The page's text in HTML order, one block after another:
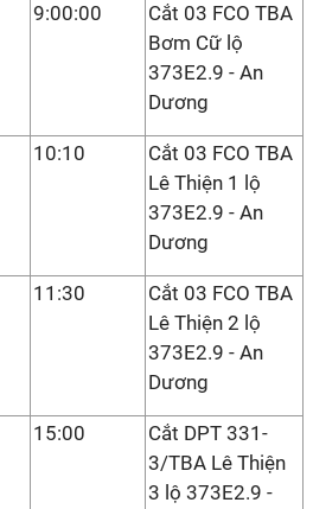
9:00:00
Cắt 03 FCO TBA
Bơm Cữ lộ
373E2.9 - An
Dương
10:10
Cắt 03 FCO TBA
Lê Thiện 1 lộ
373E2.9 - An
Dương
11:30
Cắt 03 FCO TBA
Lê Thiện 2 lộ
373E2.9 - An
Dương
15:00
Cắt DPT 331-
3/TBA Lê Thiện
3 lộ 373E2.9 -